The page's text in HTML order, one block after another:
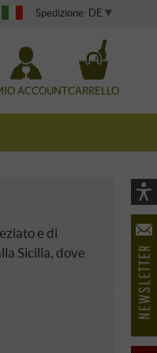
Spedizione: DE
ACCOUNTCARRELLO
e di
Sicilia, dove